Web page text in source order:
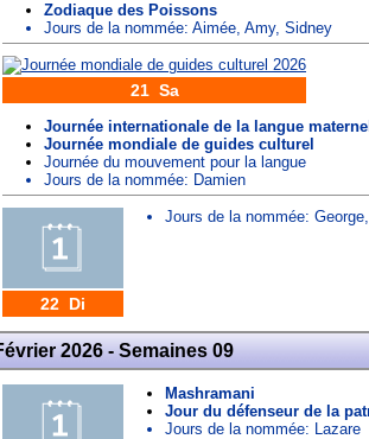
Zodiaque des Poissons
Jours de la nommée: Aimée, Amy, Sidney
21 Sa
Journée internationale de la langue
Journée mondiale de guides culturel
Journée du mouvement pour la langue
Jours de la nommée: Damien
22 Di
Jours de la nommée: George
2026 - Semaines 09
Mashramani
Jour du défenseur de la
Jours de la nommée: Lazare